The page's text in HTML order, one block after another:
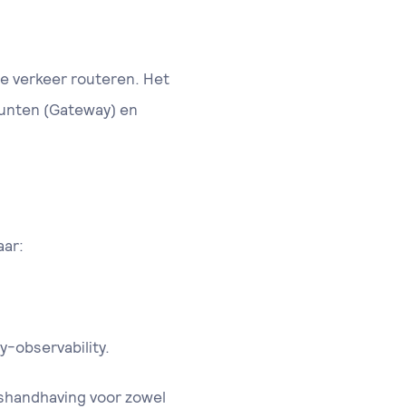
verkeer routeren. Het
(Gateway) en
observability.
voor zowel